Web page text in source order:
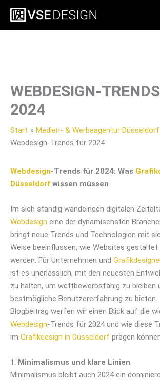
Zum
Inhalt
springen
WEBDESIGN-
2024
Start
Medien- & Werbeagentur
Webdesign-Trends für 2024
Webdesign-Trends für 2024: Was
Düsseldorf wissen müssen
Im sich ständig wandelnden digitalen
Webdesign eine der dynamischsten
bringt neue Trends und Technologien mit
Weise beeinflussen, wie Websites
werden. Für Unternehmen und
ist es unerlässlich, mit den neuesten
zu halten, um wettbewerbsfähig zu bleiben
bestmögliche Benutzererfahrung zu bieten.
Blogbeitrag werfen wir einen Blick auf die
Webdesign-Trends für 2024 und wie diese
im Grafikdesign in Düsseldorf prägen
1. Minimalismus und klare Linien
Minimalismus bleibt auch 2024 ein